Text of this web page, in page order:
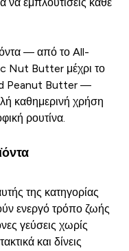
— από το All-
Nut Butter μέχρι το
Peanut Butter —
καθημερινή χρήση
ρουτίνα.
της κατηγορίας
ενεργό τρόπο ζωής
γεύσεις χωρίς
και δίνεις